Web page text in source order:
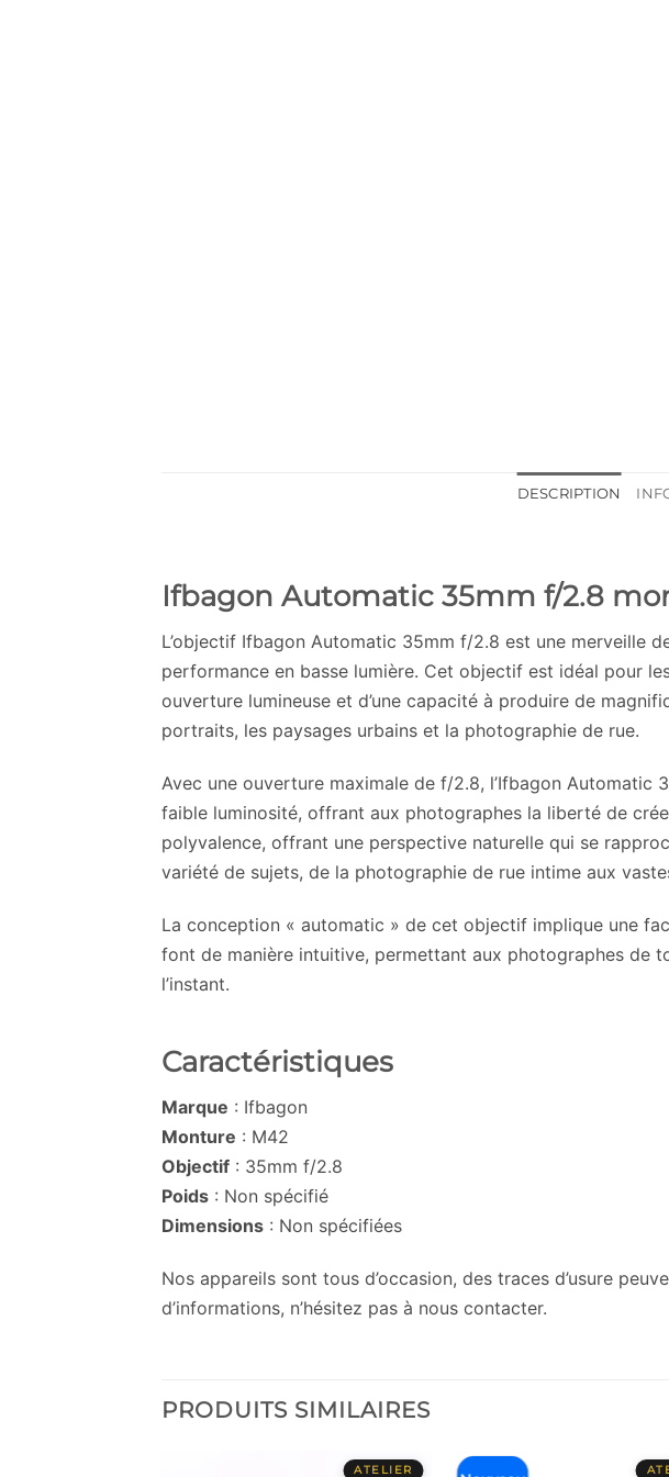
DESCRIPTION
Ifbagon Automatic 35mm f/2.8
L’objectif Ifbagon Automatic 35mm f/2.8 est une merveille
performance en basse lumière. Cet objectif est idéal pour
ouverture lumineuse et d’une capacité à produire de
portraits, les paysages urbains et la photographie de rue.
Avec une ouverture maximale de f/2.8, l’Ifbagon
faible luminosité, offrant aux photographes la liberté de
polyvalence, offrant une perspective naturelle qui se
variété de sujets, de la photographie de rue intime aux
La conception « automatic » de cet objectif implique une
font de manière intuitive, permettant aux photographes de
l’instant.
Caractéristiques
Marque : Ifbagon
Monture : M42
Objectif : 35mm f/2.8
Poids : Non spécifié
Dimensions : Non spécifiées
Nos appareils sont tous d’occasion, des traces d’usure
d’informations, n’hésitez pas à nous contacter.
PRODUITS SIMILAIRES